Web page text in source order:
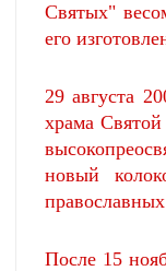
Святых"
его
29 августа
храма Святой
новый
После 15